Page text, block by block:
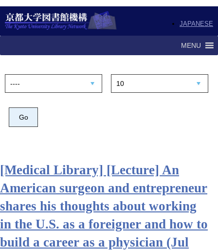
JAPANESE
MENU
[Medical Library] [Lecture] An
American surgeon and entrepreneur
shares his thoughts about working
in the U.S. as a foreigner and how to
build a career as a physician (Jul